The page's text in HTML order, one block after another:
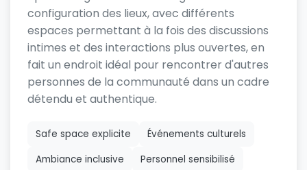
configuration des lieux, avec différents
espaces permettant à la fois des discussions
intimes et des interactions plus ouvertes, en
fait un endroit idéal pour rencontrer d'autres
personnes de la communauté dans un cadre
détendu et authentique.
Safe space explicite
Événements culturels
Ambiance inclusive
Personnel sensibilisé